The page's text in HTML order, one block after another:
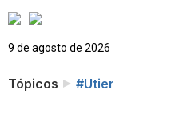
9 de agosto de 2026
Tópicos #Utier